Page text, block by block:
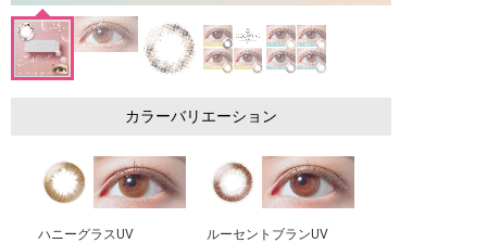
カラーバリエーション
ハニーグラスUV ルーセントブランUV